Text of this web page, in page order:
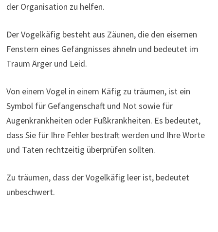
der Organisation zu helfen.
Der Vogelkäfig besteht aus Zäunen, die den eisernen
Fenstern eines Gefängnisses ähneln und bedeutet im
Traum Ärger und Leid.
Von einem Vogel in einem Käfig zu träumen, ist ein
Symbol für Gefangenschaft und Not sowie für
Augenkrankheiten oder Fußkrankheiten. Es bedeutet,
dass Sie für Ihre Fehler bestraft werden und Ihre Worte
und Taten rechtzeitig überprüfen sollten.
Zu träumen, dass der Vogelkäfig leer ist, bedeutet
unbeschwert.